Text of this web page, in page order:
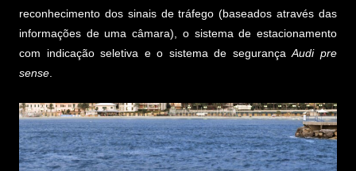
reconhecimento dos sinais de tráfego (baseados através das
informações de uma câmara), o sistema de estacionamento
com indicação seletiva e o sistema de segurançaAudi pre
sense